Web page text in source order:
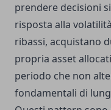
prendere decisioni
risposta alla
ribassi, acquistano
propria asset
periodo che non
fondamentali di